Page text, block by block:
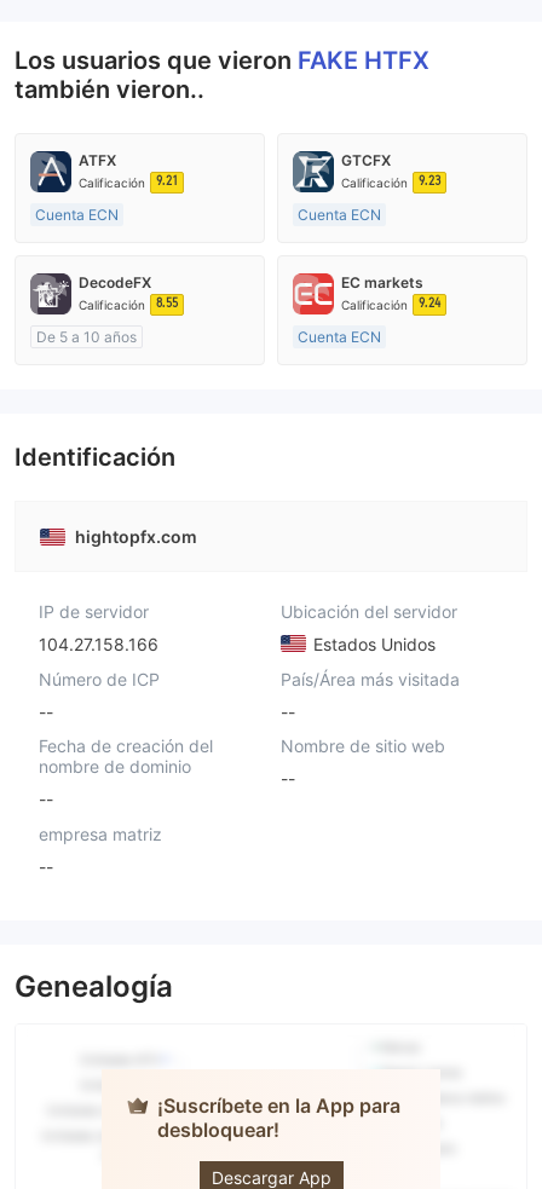
Los usuarios que vieron FAKE HTFX
también vieron..
ATFX
Calificación 9.21
Cuenta ECN
Supervisión en Australia
GTCFX
Calificación 9.23
Cuenta ECN
Supervisión en Reino Unido
DecodeFX
Calificación 8.55
De 5 a 10 años
EC markets
Calificación 9.24
Cuenta ECN
Identificación
hightopfx.com
IP de servidor
104.27.158.166
Ubicación del servidor
Estados Unidos
Número de ICP
--
País/Área más visitada
--
Fecha de creación del
nombre de dominio
--
Nombre de sitio web
--
empresa matriz
--
Genealogía
¡Suscríbete en la App para
desbloquear!
Descargar App
FAKE HTFX